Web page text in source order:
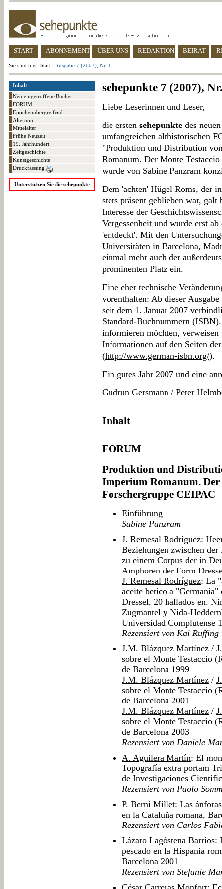
START ABONNEMENT ÜBER UNS REDAKTION BEIRAT
Sie sind hier: Start - Ausgabe 7 (2007), Nr. 1
Inhalt
Neu eingetroffene Bücher
FORUM
Epochenübergreifend
Altertum
Mittelalter
Frühe Neuzeit
19. Jahrhundert
Zeitgeschichte
Kunstgeschichte
Druckfassung
Unterstützen Sie die sehepunkte
sehepunkte 7 (2007),
Liebe Leserinnen und Leser,
die ersten sehepunkte des
umfangreichen althistorischen
"Produktion und Distribution
Romanum. Der Monte
wurde von Sabine Panzram
Dem 'achten' Hügel Roms, der
stets präsent geblieben war, galt
Interesse der
Vergessenheit und wurde erst
'entdeckt'. Mit den
Universitäten in Barcelona,
einmal mehr auch der
prominenten Platz ein.
Eine eher technische
vorenthalten: Ab dieser
seit dem 1. Januar 2007
Standard-Buchnummern
informieren möchten,
Informationen auf den Seiten
(http://www.german-isbn.org/).
Ein gutes Jahr 2007 und eine
Gudrun Gersmann / Peter
Inhalt
FORUM
Produktion und
Imperium Romanum. Der
Forschergruppe CEIPAC
Einführung
Sabine Panzram
J. Remesal Rodríguez:
Beziehungen zwischen
zu einem Corpus der in
Amphoren der Form
J. Remesal Rodríguez: La
aceite betico a "Germania"
Dressel, 20 hallados en.
Zugmantel y Nida-
Universidad Complutense
Rezensiert von Kai Ruffing
J.M. Blázquez Martínez /
sobre el Monte Testaccio
de Barcelona 1999
J.M. Blázquez Martínez /
sobre el Monte Testaccio
de Barcelona 2001
J.M. Blázquez Martínez /
sobre el Monte Testaccio
de Barcelona 2003
Rezensiert von Daniele
A. Aguilera Martín: El
Topografía extra portam
de Investigaciones
Rezensiert von Paolo
P. Berni Millet: Las
en la Cataluña romana,
Rezensiert von Carlos
Lázaro Lagóstena Barrios:
pescado en la Hispania
Barcelona 2001
Rezensiert von Stefanie